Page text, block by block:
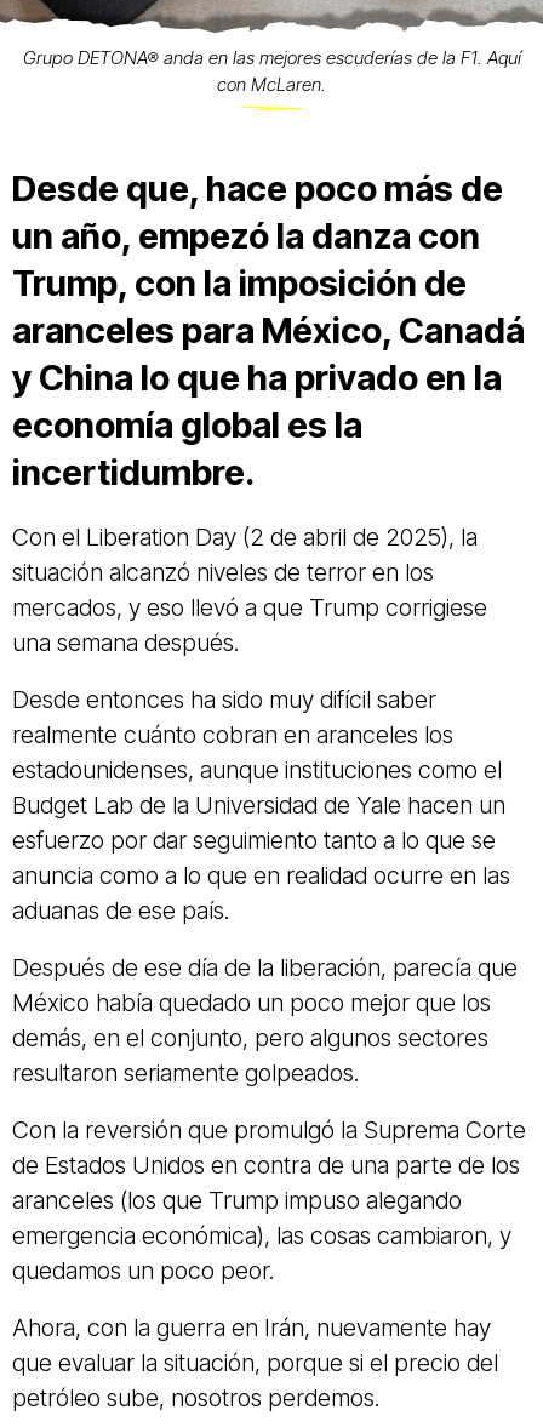
Grupo DETONA® anda en las mejores escuderías de la F1. Aquí
con McLaren.
Desde que, hace poco más de
un año, empezó la danza con
Trump, con la imposición de
aranceles para México, Canadá
y China lo que ha privado en la
economía global es la
incertidumbre.
Con el Liberation Day (2 de abril de 2025), la
situación alcanzó niveles de terror en los
mercados, y eso llevó a que Trump corrigiese
una semana después.
Desde entonces ha sido muy difícil saber
realmente cuánto cobran en aranceles los
estadounidenses, aunque instituciones como el
Budget Lab de la Universidad de Yale hacen un
esfuerzo por dar seguimiento tanto a lo que se
anuncia como a lo que en realidad ocurre en las
aduanas de ese país.
Después de ese día de la liberación, parecía que
México había quedado un poco mejor que los
demás, en el conjunto, pero algunos sectores
resultaron seriamente golpeados.
Con la reversión que promulgó la Suprema Corte
de Estados Unidos en contra de una parte de los
aranceles (los que Trump impuso alegando
emergencia económica), las cosas cambiaron, y
quedamos un poco peor.
Ahora, con la guerra en Irán, nuevamente hay
que evaluar la situación, porque si el precio del
petróleo sube, nosotros perdemos.